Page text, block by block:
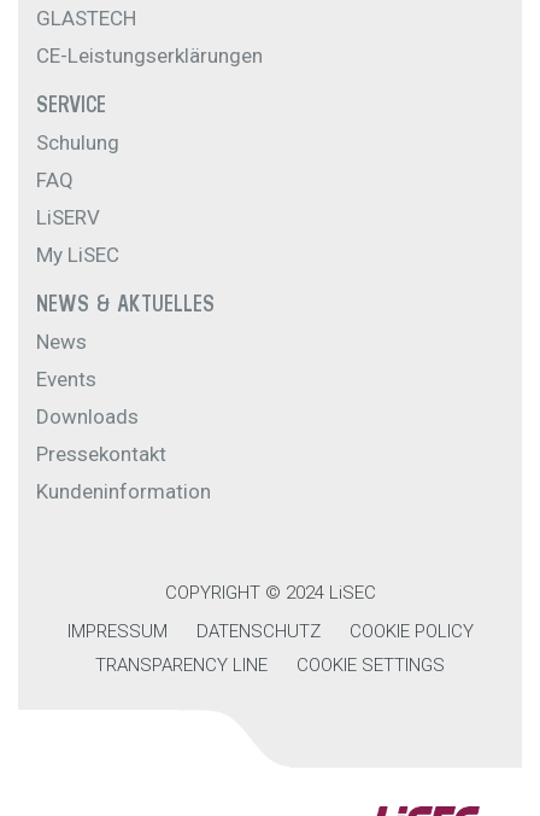
GLASTECH
CE-Leistungserklärungen
SERVICE
Schulung
FAQ
LiSERV
My LiSEC
NEWS & AKTUELLES
News
Events
Downloads
Pressekontakt
Kundeninformation
COPYRIGHT © 2024 LiSEC
IMPRESSUM
DATENSCHUTZ
COOKIE POLICY
TRANSPARENCY LINE
COOKIE SETTINGS